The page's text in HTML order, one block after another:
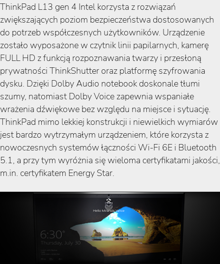
ThinkPad L13 gen 4 Intel korzysta z rozwiązań
zwiększających poziom bezpieczeństwa dostosowanych
do potrzeb współczesnych użytkowników. Urządzenie
zostało wyposażone w czytnik linii papilarnych, kamerę
FULL HD z funkcją rozpoznawania twarzy i przesłoną
prywatności ThinkShutter oraz platformę szyfrowania
dysku. Dzięki Dolby Audio notebook doskonale tłumi
szumy, natomiast Dolby Voice zapewnia wspaniałe
wrażenia dźwiękowe bez względu na miejsce i sytuację.
ThinkPad mimo lekkiej konstrukcji i niewielkich wymiarów
jest bardzo wytrzymałym urządzeniem, które korzysta z
nowoczesnych systemów łączności Wi-Fi 6E i Bluetooth
5.1, a przy tym wyróżnia się wieloma certyfikatami jakości,
m.in. certyfikatem Energy Star.